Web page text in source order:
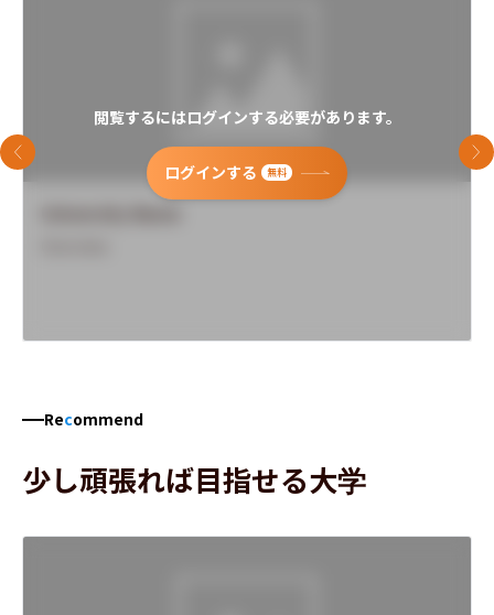
閲覧するにはログインする必要があります。
ログインする 無料
前のスライド 次
Recommend
少し頑張れば目指せる大学